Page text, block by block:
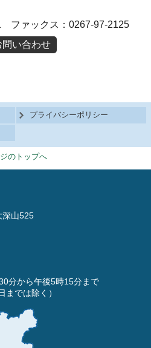
ファックス：0267-97-2125
問い合わせ
プライバシーポリシー
のトップへ
深山525
分から午後5時15分まで
までは除く）